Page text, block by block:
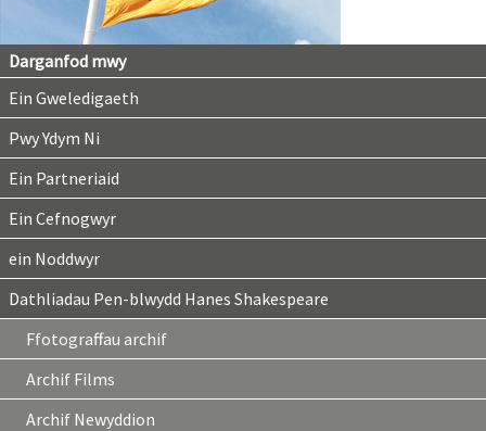
Darganfod mwy
Ein Gweledigaeth
Pwy Ydym Ni
Ein Partneriaid
Ein Cefnogwyr
ein Noddwyr
Dathliadau Pen-blwydd Hanes Shakespeare
Ffotograffau archif
Archif Films
Archif Newyddion